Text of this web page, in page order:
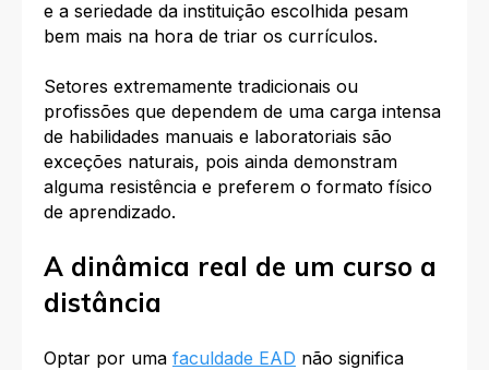
e a seriedade da instituição escolhida pesam
bem mais na hora de triar os currículos.
Setores extremamente tradicionais ou
profissões que dependem de uma carga intensa
de habilidades manuais e laboratoriais são
exceções naturais, pois ainda demonstram
alguma resistência e preferem o formato físico
de aprendizado.
A dinâmica real de um curso a
distância
Optar por uma faculdade EAD não significa